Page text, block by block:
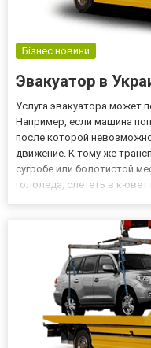
Бізнес новини
Эвакуатор в
Услуга эвакуатора может
Например, если машина
после которой
движение. К тому же
сугробе или болотистой
гололеда, слететь в